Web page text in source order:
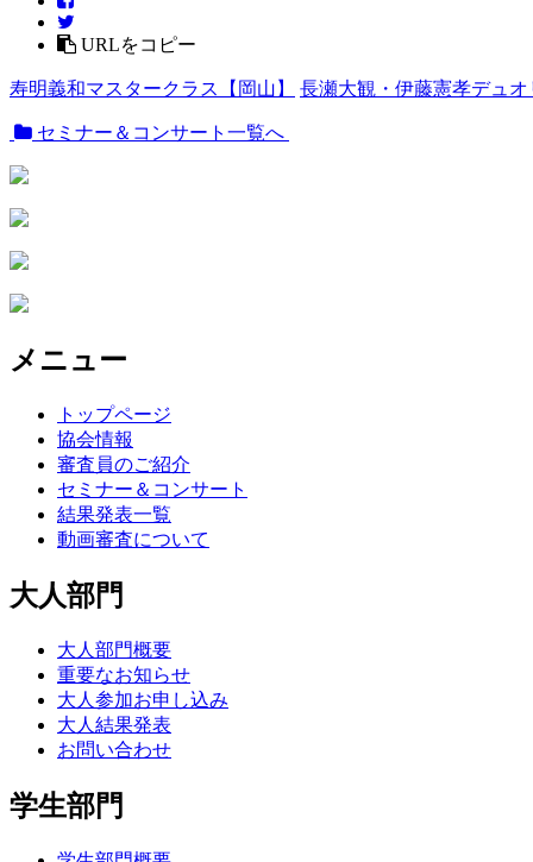
URLをコピー
寿明義和マスタークラス【岡山】 長瀬大観・伊藤憲孝デュ
セミナー＆コンサート一覧へ
メニュー
トップページ
協会情報
審査員のご紹介
セミナー＆コンサート
結果発表一覧
動画審査について
大人部門
大人部門概要
重要なお知らせ
大人参加お申し込み
大人結果発表
お問い合わせ
学生部門